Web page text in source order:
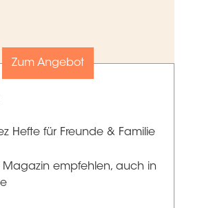
Zum Angebot
Hefte für Freunde & Familie
empfehlen, auch in